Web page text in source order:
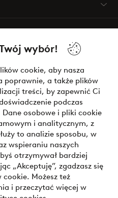
wybór!
cookie, aby nasza
poprawnie, a także plików
treści, by zapewnić Ci
podczas
osobowe i pliki cookie
i analitycznym, z
to analizie sposobu, w
wspieraniu naszych
otrzymywał bardziej
„Akceptuję”, zgadzasz się
Możesz też
i przeczytać więcej w
teraz lub podziel się
o naszych opcjach płatności